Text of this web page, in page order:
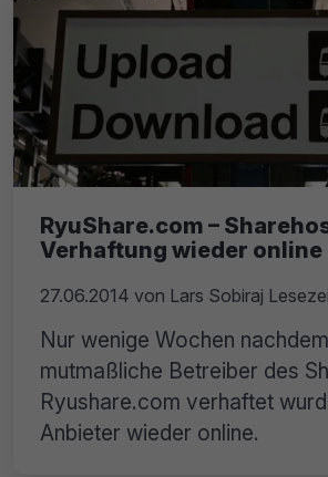
RyuShare.com –
Verhaftung wieder online
27.06.2014 von Lars Sobiraj
Nur wenige Wochen
mutmaßliche Betreiber des
Ryushare.com verhaftet
Anbieter wieder online.